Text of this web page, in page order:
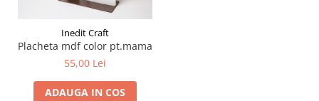
Cerneala Calimara, Patroane
Markere
Termosensibile
Table magnetice si de pluta
Inedit Craft
Placheta mdf color pt.mama
55,00 Lei
ADAUGA IN COS